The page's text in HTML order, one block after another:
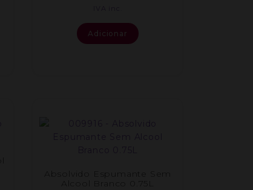
Adicionar
Absolvido Espumante Sem
Alcool Branco 0.75L